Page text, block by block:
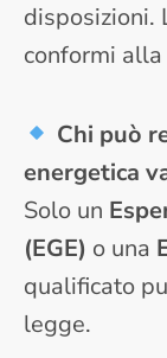
disposizioni.
conformi alla
Chi può
energetica
Solo un
(EGE) o una
qualificato
legge.